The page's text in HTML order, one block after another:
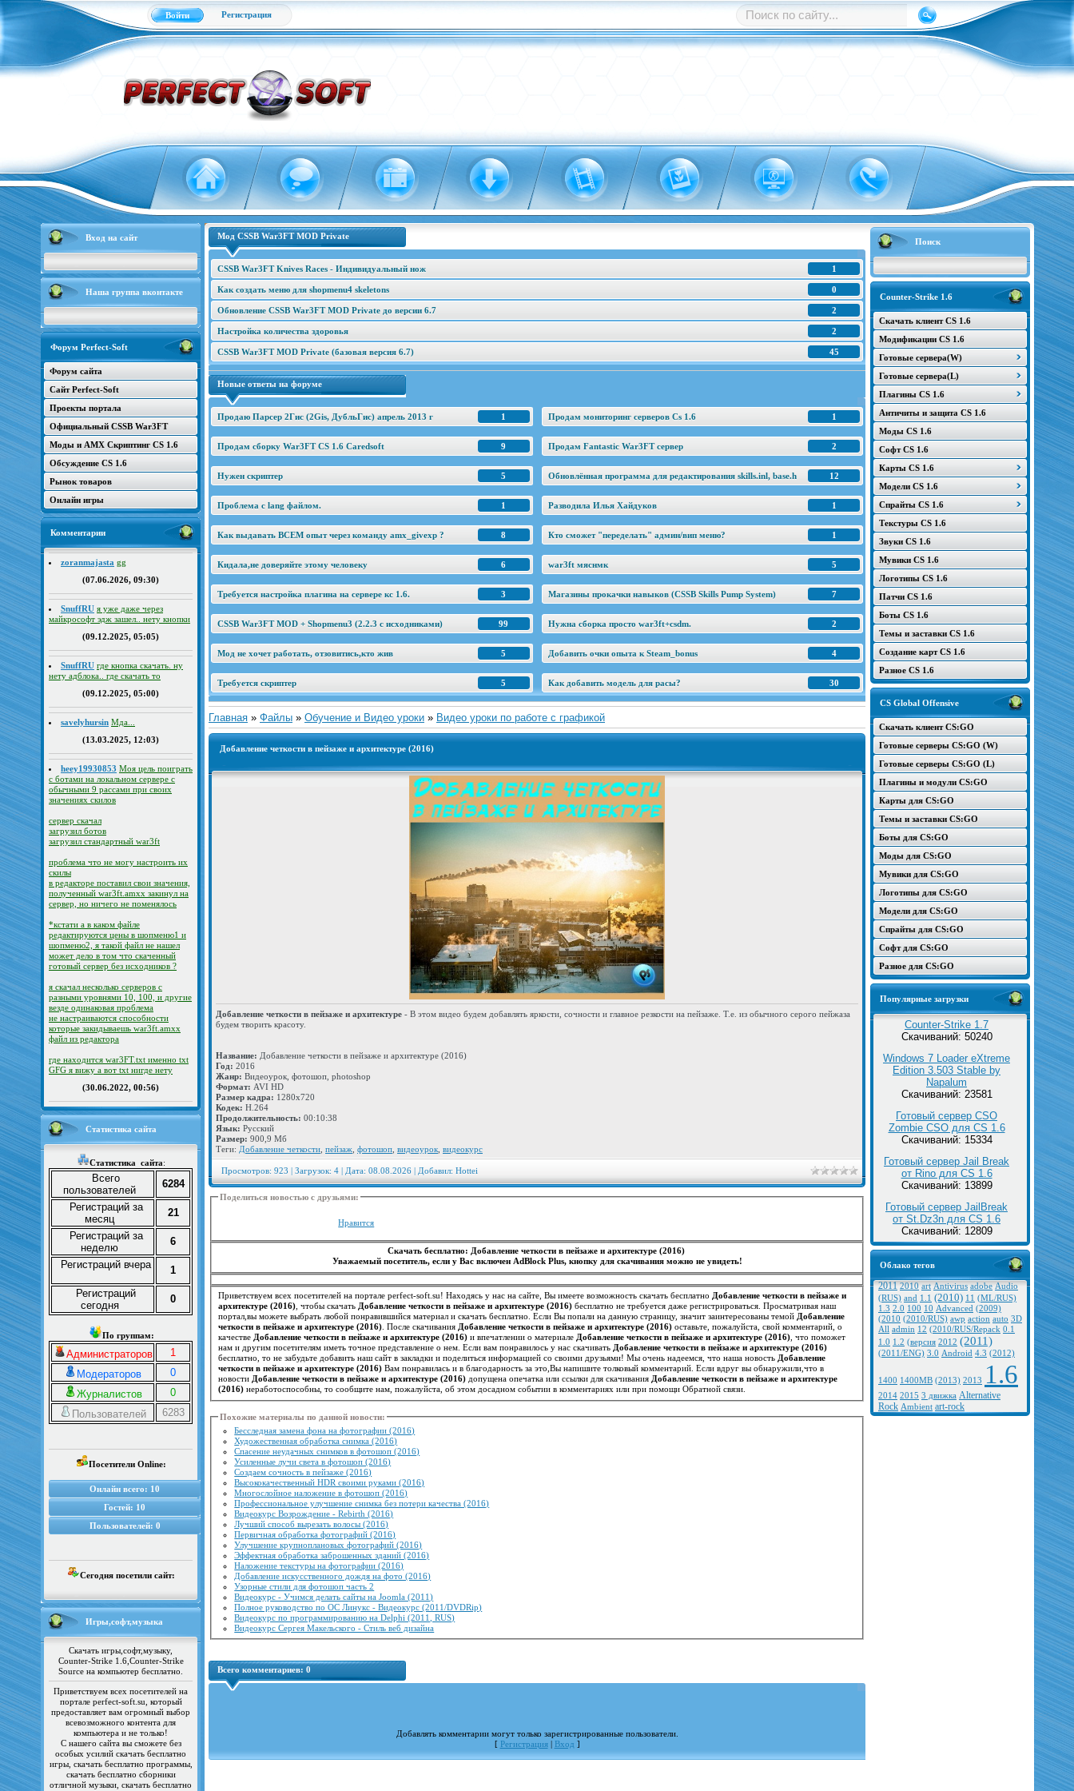
Войти Регистрация
Вход на сайт
Наша группа вконтакте
Форум Perfect-Soft
Форум сайта
Сайт Perfect-Soft
Проекты портала
Официальный CSSB War3FT
Моды и AMX Скриптинг CS 1.6
Обсуждение CS 1.6
Рынок товаров
Онлайн игры
Комментарии
zoranmajasta gg
(07.06.2026, 09:30)
SnuffRU я уже даже через
майкрософт эдж зашел.. нету кнопки
(09.12.2025, 05:05)
SnuffRU где кнопка скачать. ну
нету адблока.. где скачать то
(09.12.2025, 05:00)
savelyhursin Мда...
(13.03.2025, 12:03)
heey19930853 Моя цель поиграть
с ботами на локальном сервере с
обычными 9 рассами при своих
значениях скилов
сервер скачал
загрузил ботов
загрузил стандартный war3ft
проблема что не могу настроить их
скилы
в редакторе поставил свои значения,
полученный war3ft.amxx закинул на
сервер, но ничего не поменялось
*кстати а в каком файле
редактируются цены в шопменю1 и
шопменю2, я такой файл не нашел
может дело в том что скаченный
готовый сервер без исходников ?
я скачал несколько серверов с
разными уровнями 10, 100, и другие
везде одинаковая проблема
не настраиваются способности
которые закидываешь war3ft.amxx
файл из редактора
где находится war3FT.txt именно txt
GFG я вижу а вот txt нигде нету
(30.06.2022, 00:56)
Статистика сайта
Статистика сайта:
Всего
пользователей
6284
Регистраций за
месяц
21
Регистраций за
неделю
6
Регистраций вчера
1
Регистраций
сегодня
0
По группам:
Администраторов
1
Модераторов
0
Журналистов
0
Пользователей
6283
Посетители Online:
Онлайн всего: 10
Гостей: 10
Пользователей: 0
Сегодня посетили сайт:
Игры,софт,музыка
Скачать игры,софт,музыку,
Counter-Strike 1.6,Counter-Strike
Source на компьютер бесплатно.
Приветствуем всех посетителей на
портале perfect-soft.su, который
предоставляет вам огромный выбор
всевозможного контента для
компьютера и не только!
С нашего сайта вы сможете без
особых усилий скачать бесплатно
игры, скачать бесплатно программы,
скачать бесплатно сборники
отличной музыки, скачать бесплатно
Поиск
Counter-Strike 1.6
Скачать клиент CS 1.6
Модификации CS 1.6
Готовые сервера(W)
Готовые сервера(L)
Плагины CS 1.6
Античиты и защита CS 1.6
Моды CS 1.6
Софт CS 1.6
Карты CS 1.6
Модели CS 1.6
Спрайты CS 1.6
Текстуры CS 1.6
Звуки CS 1.6
Мувики CS 1.6
Логотипы CS 1.6
Патчи CS 1.6
Боты CS 1.6
Темы и заставки CS 1.6
Создание карт CS 1.6
Разное CS 1.6
CS Global Offensive
Скачать клиент CS:GO
Готовые серверы CS:GO (W)
Готовые серверы CS:GO (L)
Плагины и модули CS:GO
Карты для CS:GO
Темы и заставки CS:GO
Боты для CS:GO
Моды для CS:GO
Мувики для CS:GO
Логотипы для CS:GO
Модели для CS:GO
Спрайты для CS:GO
Софт для CS:GO
Разное для CS:GO
Популярные загрузки
Counter-Strike 1.7
Скачиваний: 50240
Windows 7 Loader eXtreme
Edition 3.503 Stable by
Napalum
Скачиваний: 23581
Готовый сервер CSO
Zombie CSO для CS 1.6
Скачиваний: 15334
Готовый сервер Jail Break
от Rino для CS 1.6
Скачиваний: 13899
Готовый сервер JailBreak
от St.Dz3n для CS 1.6
Скачиваний: 12809
Облако тегов
2011 2010 art Antivirus adobe Audio
(RUS) and 1.1 (2010) 11 (ML/RUS)
1.3 2.0 100 10 Advanced (2009)
(2010 (2010/RUS) awp action auto 3D
All admin 12 (2010/RUS/Repack 0.1
1.0 1.2 (версия 2012 (2011)
(2011/ENG) 3.0 Android 4.3 (2012)
1400 1400MB (2013) 2013 1.6
2014 2015 3 движка Alternative
Rock Ambient art-rock
Мод CSSB War3FT MOD Private
1
CSSB War3FT Knives Races - Индивидуальный нож
0
Как создать меню для shopmenu4 skeletons
2
Обновление CSSB War3FT MOD Private до версии 6.7
2
Настройка количества здоровья
45
CSSB War3FT MOD Private (базовая версия 6.7)
Новые ответы на форуме
1
Продаю Парсер 2Гис (2Gis, ДубльГис) апрель 2013 г 1
Продам мониторинг серверов Cs 1.6
9
Продам сборку War3FT CS 1.6 Caredsoft 2
Продам Fantastic War3FT сервер
5
Нужен скриптер 12
Обновлённая программа для редактирования skills.inl, base.h
1
Проблема с lang файлом. 1
Разводила Илья Хайдуков
8
Как выдавать ВСЕМ опыт через команду amx_givexp ? 1
Кто сможет "переделать" админ/вип меню?
6
Кидала,не доверяйте этому человеку 5
war3ft мяснмк
3
Требуется настройка плагина на сервере кс 1.6. 7
Магазины прокачки навыков (CSSB Skills Pump System)
99
CSSB War3FT MOD + Shopmenu3 (2.2.3 c исходниками) 2
Нужна сборка просто war3ft+csdm.
5
Мод не хочет работать, отзовитись,кто жив 4
Добавить очки опыта к Steam_bonus
5
Требуется скриптер 30
Как добавить модель для расы?
Главная » Файлы » Обучение и Видео уроки » Видео уроки по работе с графикой
Добавление четкости в пейзаже и архитектуре (2016)
Добавление четкости в пейзаже и архитектуре - В этом видео будем добавлять яркости, сочности и главное резкости на пейзаже. Т.е. из обычного серого пейжаза
будем творить красоту.
Название: Добавление четкости в пейзаже и архитектуре (2016)
Год: 2016
Жанр: Видеоурок, фотошоп, photoshop
Формат: AVI HD
Размер кадра: 1280х720
Кодек: H.264
Продолжительность: 00:10:38
Язык: Русский
Размер: 900,9 Мб
Теги: Добавление четкости пейзаж фотошоп видеоурок видеокурс
Просмотров: 923 | Загрузок: 4 | Дата: 08.08.2026 | Добавил: Hottei
Поделиться новостью с друзьями:
Нравится
Скачать бесплатно: Добавление четкости в пейзаже и архитектуре (2016)
Уважаемый посетитель, если у Вас включен AdBlock Plus, кнопку для скачивания можно не увидеть!
Приветствуем всех посетителей на портале perfect-soft.su! Находясь у нас на сайте, Вы имеете возможность скачать бесплатно Добавление четкости в пейзаже и
архитектуре (2016) , чтобы скачать Добавление четкости в пейзаже и архитектуре (2016) бесплатно не требуется даже регистрироваться. Просматривая наш
портал,вы можете выбрать любой понравившийся материал и скачать бесплатно. Если Вы попали на данную страницу, значит заинтересованы темой Добавление
четкости в пейзаже и архитектуре (2016) . После скачивания Добавление четкости в пейзаже и архитектуре (2016) оставьте, пожалуйста, свой комментарий, о
качестве Добавление четкости в пейзаже и архитектуре (2016) и впечатлении о материале Добавление четкости в пейзаже и архитектуре (2016) , что поможет
нам и другим посетителям иметь точное представление о нем. Если вам понравилось у нас скачивать Добавление четкости в пейзаже и архитектуре (2016)
бесплатно, то не забудьте добавить наш сайт в закладки и поделиться информацией со своими друзьями! Мы очень надеемся, что наша новость Добавление
четкости в пейзаже и архитектуре (2016) Вам понравилась и в благодарность за это,Вы напишите толковый комментарий. Если вдруг вы обнаружили,что в
новости Добавление четкости в пейзаже и архитектуре (2016) допущена опечатка или ссылки для скачивания Добавление четкости в пейзаже и архитектуре
(2016) неработоспособны, то сообщите нам, пожалуйста, об этом досадном событии в комментариях или при помощи Обратной связи.
Похожие материалы по данной новости:
Бесследная замена фона на фотографии (2016)
Художественная обработка снимка (2016)
Спасение неудачных снимков в фотошоп (2016)
Усиленные лучи света в фотошоп (2016)
Создаем сочность в пейзаже (2016)
Высококачественный HDR своими руками (2016)
Многослойное наложение в фотошоп (2016)
Профессиональное улучшение снимка без потери качества (2016)
Видеокурс Возрождение - Rebirth (2016)
Лучший способ вырезать волосы (2016)
Первичная обработка фотографий (2016)
Улучшение крупноплановых фотографий (2016)
Эффектная обработка заброшенных зданий (2016)
Наложение текстуры на фотографии (2016)
Добавление искусственного дождя на фото (2016)
Узорные стили для фотошоп часть 2
Видеокурс - Учимся делать сайты на Joomla (2011)
Полное руководство по ОС Линукс - Видеокурс (2011/DVDRip)
Видеокурс по программированию на Delphi (2011, RUS)
Видеокурс Сергея Maкельского - Стиль веб дизайна
Всего комментариев: 0
Добавлять комментарии могут только зарегистрированные пользователи.
[ Регистрация| Вход ]